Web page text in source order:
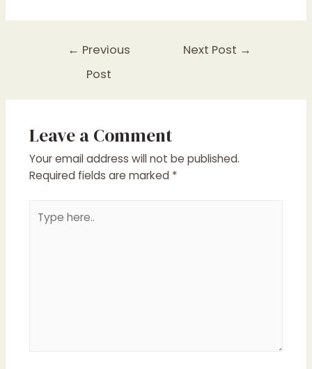
← Previous
Post
Next Post →
Leave a Comment
Your email address will not be published.
Required fields are marked *
here..